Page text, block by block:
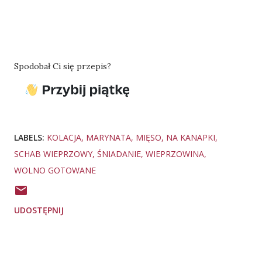
Spodobał Ci się przepis?
LABELS: KOLACJA MARYNATA MIĘSO NA KANAPKI
SCHAB WIEPRZOWY ŚNIADANIE WIEPRZOWINA
WOLNO GOTOWANE
UDOSTĘPNIJ